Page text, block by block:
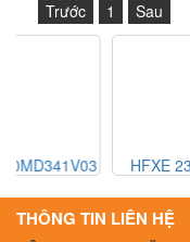
Trước
1 Sau
HFXE 236 E1003
THÔNG TIN LIÊN HỆ